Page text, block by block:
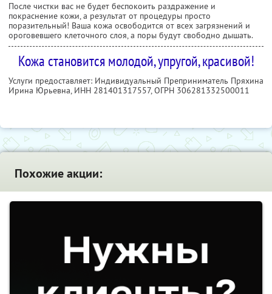
После чистки вас не будет беспокоить раздражение и
покраснение кожи, а результат от процедуры просто
поразительный! Ваша кожа освободится от всех загрязнений и
ороговевшего клеточного слоя, а поры будут свободно дышать.
Кожа становится молодой, упругой, красивой!
Услуги предоставляет: Индивидуальный Преприниматель Пряхина
Ирина Юрьевна, ИНН 281401317557, ОГРН 306281332500011
Похожие акции: